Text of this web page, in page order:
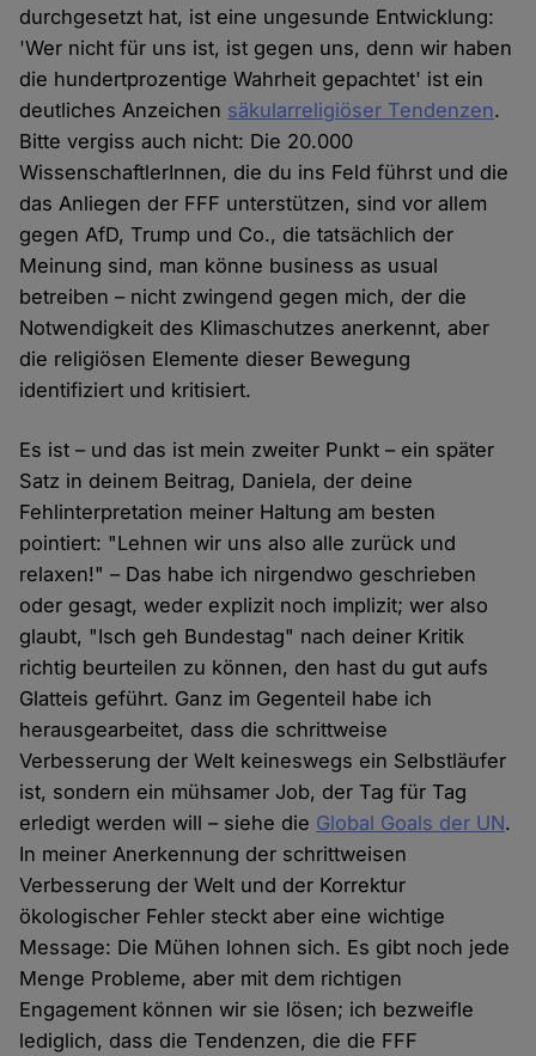
durchgesetzt hat, ist eine ungesunde Entwicklung:
'Wer nicht für uns ist, ist gegen uns, denn wir haben
die hundertprozentige Wahrheit gepachtet' ist ein
deutliches Anzeichen säkularreligiöser Tendenzen.
Bitte vergiss auch nicht: Die 20.000
WissenschaftlerInnen, die du ins Feld führst und die
das Anliegen der FFF unterstützen, sind vor allem
gegen AfD, Trump und Co., die tatsächlich der
Meinung sind, man könne business as usual
betreiben – nicht zwingend gegen mich, der die
Notwendigkeit des Klimaschutzes anerkennt, aber
die religiösen Elemente dieser Bewegung
identifiziert und kritisiert.
Es ist – und das ist mein zweiter Punkt – ein später
Satz in deinem Beitrag, Daniela, der deine
Fehlinterpretation meiner Haltung am besten
pointiert: "Lehnen wir uns also alle zurück und
relaxen!" – Das habe ich nirgendwo geschrieben
oder gesagt, weder explizit noch implizit; wer also
glaubt, "Isch geh Bundestag" nach deiner Kritik
richtig beurteilen zu können, den hast du gut aufs
Glatteis geführt. Ganz im Gegenteil habe ich
herausgearbeitet, dass die schrittweise
Verbesserung der Welt keineswegs ein Selbstläufer
ist, sondern ein mühsamer Job, der Tag für Tag
erledigt werden will – siehe die Global Goals der UN.
In meiner Anerkennung der schrittweisen
Verbesserung der Welt und der Korrektur
ökologischer Fehler steckt aber eine wichtige
Message: Die Mühen lohnen sich. Es gibt noch jede
Menge Probleme, aber mit dem richtigen
Engagement können wir sie lösen; ich bezweifle
lediglich, dass die Tendenzen, die die FFF